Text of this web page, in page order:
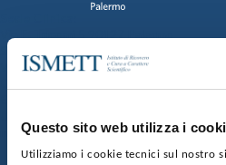
Questo sito web utilizza i
Utilizziamo i cookie tecnici sul nostro
Via Discesa dei Giudici 4 90133 Palermo
nr. REA PA-201818 P.I. 04544550827